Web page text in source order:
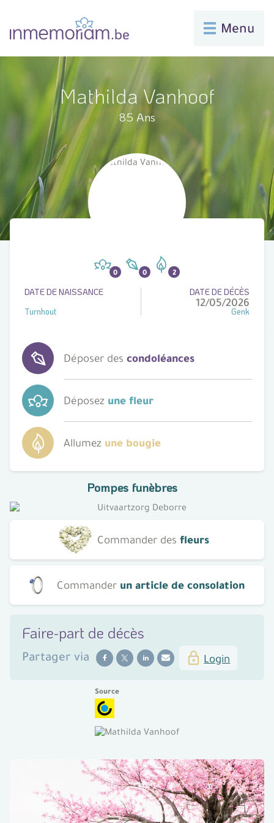
Menu
Mathilda Vanhoof
85 Ans
DATE DE NAISSANCE
Turnhout
DATE DE DÉCÈS
12/05/2026
Genk
Déposer des condoléances
Déposez une fleur
Allumez une bougie
Pompes funèbres
Commander des fleurs
Commander un article de consolation
Faire-part de décès
Partager via Login
Source